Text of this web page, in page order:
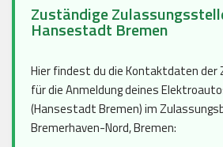
Zuständige
Hansestadt Bremen
Hier findest du die Kontaktdaten der
für die Anmeldung deines
(Hansestadt Bremen) im
Bremerhaven-Nord, Bremen: